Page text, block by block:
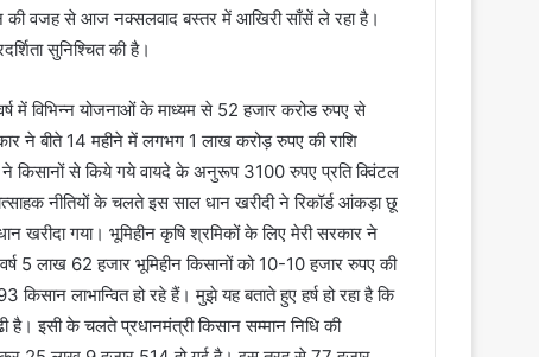
की वजह से आज नक्सलवाद बस्तर में आखिरी साँसें ले रहा है।
सुनिश्चित की है।
में विभिन्न योजनाओं के माध्यम से 52 हजार करोड रुपए से
ने बीते 14 महीने में लगभग 1 लाख करोड़ रुपए की राशि
किसानों से किये गये वायदे के अनुरूप 3100 रुपए प्रति क्विंटल
नीतियों के चलते इस साल धान खरीदी ने रिकॉर्ड आंकड़ा छू
गया। भूमिहीन कृषि श्रमिकों के लिए मेरी सरकार ने
5 लाख 62 हजार भूमिहीन किसानों को 10-10 हजार रुपए की
लाभान्वित हो रहे हैं। मुझे यह बताते हुए हर्ष हो रहा है कि
है। इसी के चलते प्रधानमंत्री किसान सम्मान निधि की